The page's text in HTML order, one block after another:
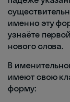
именно эту
узнаёте
нового слова.
В
имеют свою
форму: